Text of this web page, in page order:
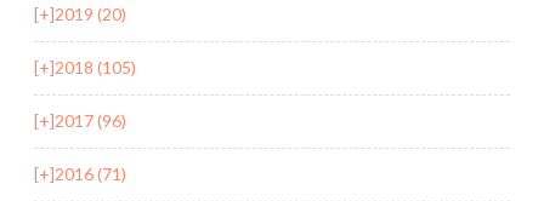
[+]2019 (20)
[+]2018 (105)
[+]2017 (96)
[+]2016 (71)